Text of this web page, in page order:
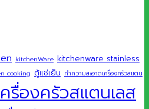
kitchenWare kitchenware stainless
cooking ตู้แช่เย็น ทำความสะอาดเครื่องครัวสแตน
รื่องครัวสแตนเลส